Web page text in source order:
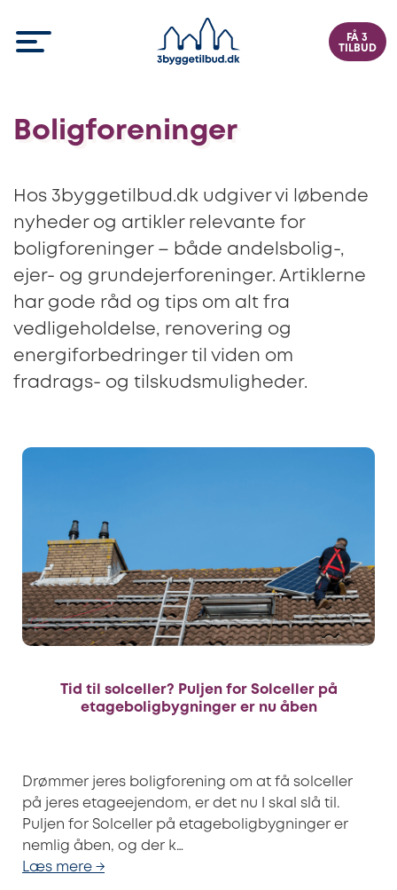
FÅ 3
TILBUD
Boligforeninger
Hos 3byggetilbud.dk udgiver vi løbende
nyheder og artikler relevante for
boligforeninger – både andelsbolig-,
ejer- og grundejerforeninger. Artiklerne
har gode råd og tips om alt fra
vedligeholdelse, renovering og
energiforbedringer til viden om
fradrags- og tilskudsmuligheder.
Tid til solceller? Puljen for Solceller på
etageboligbygninger er nu åben
Drømmer jeres boligforening om at få solceller
på jeres etageejendom, er det nu I skal slå til.
Puljen for Solceller på etageboligbygninger er
nemlig åben, og der k…
Læs mere →